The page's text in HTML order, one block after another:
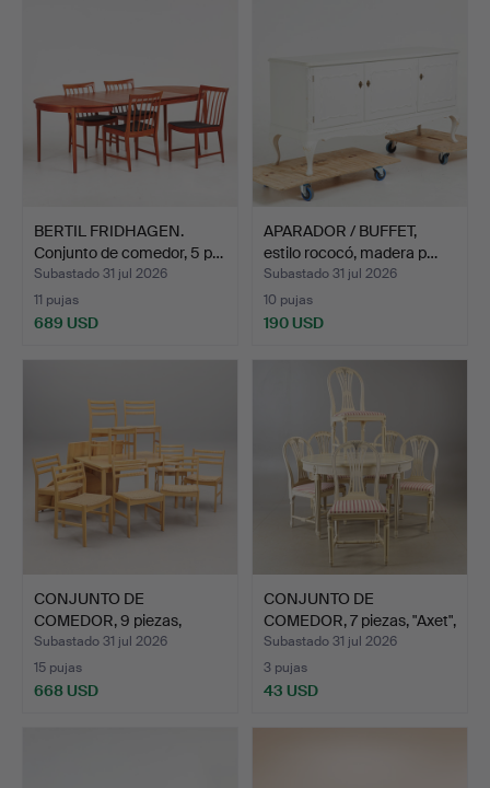
BERTIL FRIDHAGEN.
Conjunto de comedor, 5 p…
Subastado 31 jul 2026
11 pujas
689 USD
APARADOR / BUFFET,
estilo rococó, madera p…
Subastado 31 jul 2026
10 pujas
190 USD
CONJUNTO DE
COMEDOR, 9 piezas,
Thorsø Stol…
Subastado 31 jul 2026
15 pujas
668 USD
CONJUNTO DE
COMEDOR, 7 piezas, "Axet",
est…
Subastado 31 jul 2026
3 pujas
43 USD